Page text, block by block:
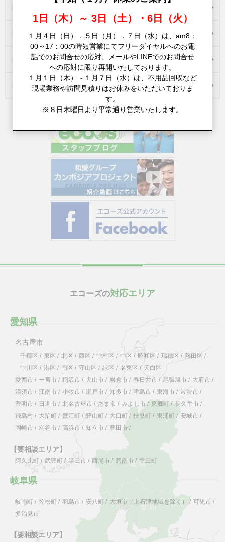
不用品回収実績
買取実績一覧
会社概要・企業理念
エコーズの対応エリア
愛知県
名古屋市
千種区 / 東区 / 北区 / 西区 / 中村区 / 中区 / 昭和区 / 瑞穂区 / 熱田区 /
中川区 / 港区 / 南区 / 守山区 / 緑区 / 名東区 / 天白区
愛西市 / 一宮市 / 稲沢市 / 犬山市 / 岩倉市 / 春日井市 / 尾張旭市 / 大府市 /
清須市 / 江南市 / 小牧市 / 瀬戸市 / 知多市 / 津島市 / 東海市 / 常滑市 /
豊明市 / 日進市 / 北名古屋市 / あま市 / みよし市/ 東郷町 / 長久手市 /
飛島村 / 大治町 / 蟹江町 / 豊山町 / 大口町 / 扶桑町 / 東浦町 / 安城市 /
岡崎市 / 刈谷市 / 高浜市 / 知立市 / 豊田市 /
【要相談エリア】
阿久比町 / 武豊町 / 半田市 / 西尾市 / 碧南市 / 幸田町
岐阜県
岐南町 / 笠松町 / 羽島市 / 安八町 / 大垣市（上石津地域を除く） / 可児市 /
多治見市
【要相談エリア】
1日（木）～ 3日（土）・6日（火）
１月４日（日）．５日（月）．７日（水）は、am8：
00～17：00の時短営業にてフリーダイヤルへのお電
話でのお問合せの応対、メールやLINEでのお問合せ
への応対に限り再開いたしております。
１月１日（木）～１月７日（水）は、不用品回収など
現場業務や訪問見積りはお休みをいただいておりま
す。
※８日木曜日より平常通り営業いたします。